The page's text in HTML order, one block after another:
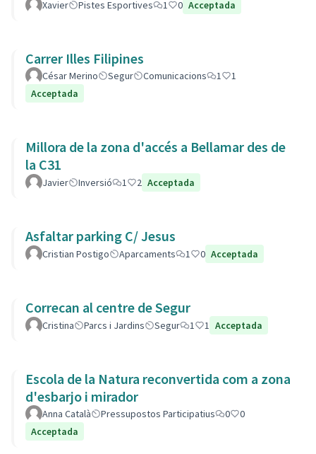
Xavier Pistes Esportives 1 0 Acceptada
Carrer Illes Filipines
César Merino Segur Comunicacions 1
1
Acceptada
Millora de la zona d'accés a Bellamar des de
la C31
Javier Inversió 1 2 Acceptada
Asfaltar parking C/ Jesus
Cristian Postigo Aparcaments 1 0 Acceptada
Correcan al centre de Segur
Cristina Parcs i Jardins Segur 1 1 Acceptada
Escola de la Natura reconvertida com a zona
d'esbarjo i mirador
Anna Català Pressupostos Participatius 0
0
Acceptada